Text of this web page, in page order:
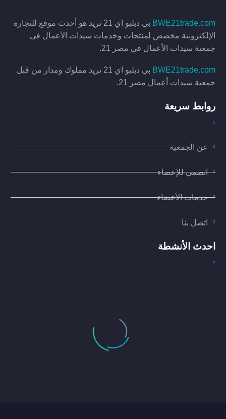
BWE21trade.com
بي دبليو اي 21 تريد هو أحدث موقع للتجارة
الإلكترونية مخصص لمنتجات وخدمات سيدات الأعمال في
جمعية سيدات الأعمال في مصر 21.
BWE21trade.com
بي دبليو اي 21 تريد مملوك ومدار من قبل
جمعية سيدات أعمال مصر 21.
روابط سريعة
عن الجمعية
انضمي للإعضاء
خدمات الأعضاء
اتصل بنا
احدث الأنشطة